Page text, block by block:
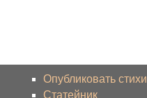
Опубликовать стихи
Статейник